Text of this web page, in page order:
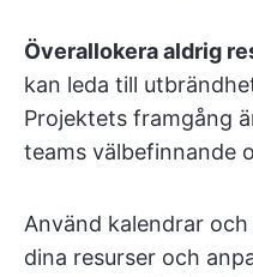
Överallokera aldrig
kan leda till
Projektets framgång
teams välbefinnande
Använd kalendrar
dina resurser och